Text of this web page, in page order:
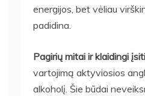
energijos, bet vėliau
padidina.
Pagirių mitai ir klaidingi
vartojimą aktyviosios
alkoholį. Šie būdai